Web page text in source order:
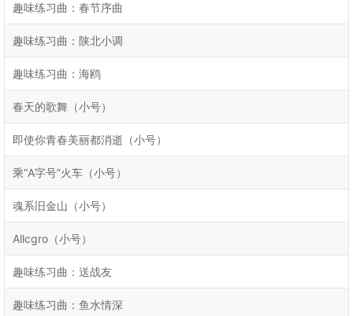
趣味练习曲：春节序曲
趣味练习曲：陕北小调
趣味练习曲：海鸥
春天的歌舞（小号）
即使你青春美丽都消逝（小号）
乘“A字号”火车（小号）
魂系旧金山（小号）
Allcgro（小号）
趣味练习曲：送战友
趣味练习曲：鱼水情深